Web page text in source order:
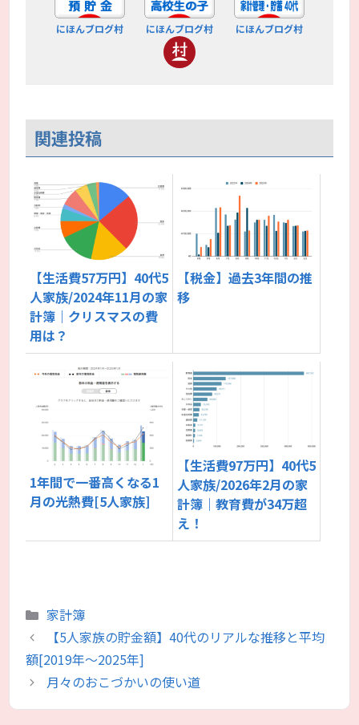
にほんブログ村 にほんブログ村 にほんブログ村
関連投稿
【生活費57万円】40代5
人家族/2024年11月の家
計簿｜クリスマスの費
用は？
【税金】過去3年間の推
移
1年間で一番高くなる1
月の光熱費[5人家族]
【生活費97万円】40代5
人家族/2026年2月の家
計簿｜教育費が34万超
え！
カ
テ
リ
ー
家計簿
【5人家族の貯金額】40代のリアルな推移と平均
額[2019年〜2025年]
月々のおこづかいの使い道